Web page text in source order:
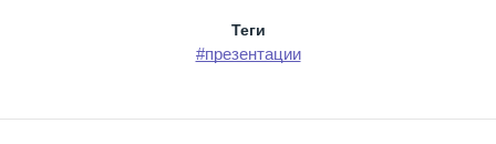
Теги
#презентации